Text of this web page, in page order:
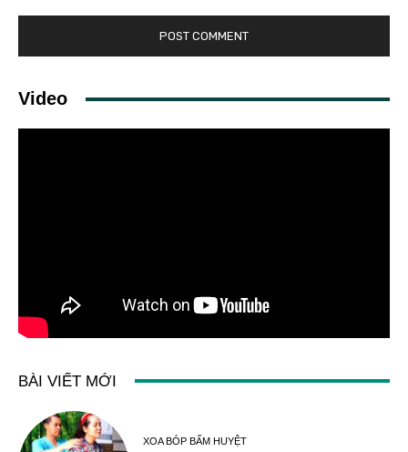
Video
BÀI VIẾT MỚI
XOA BÓP BẤM HUYỆT